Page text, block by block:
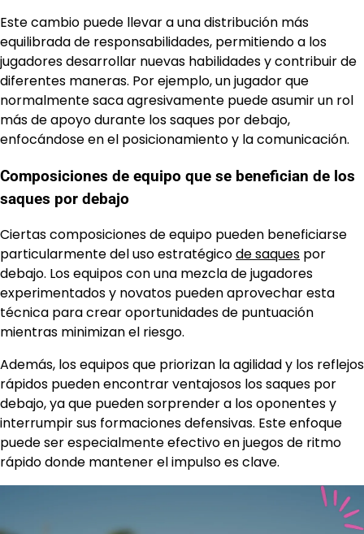
Este cambio puede llevar a una distribución más
equilibrada de responsabilidades, permitiendo a los
jugadores desarrollar nuevas habilidades y contribuir de
diferentes maneras. Por ejemplo, un jugador que
normalmente saca agresivamente puede asumir un rol
más de apoyo durante los saques por debajo,
enfocándose en el posicionamiento y la comunicación.
Composiciones de equipo que se benefician de los
saques por debajo
Ciertas composiciones de equipo pueden beneficiarse
particularmente del uso estratégicode saques por
debajo. Los equipos con una mezcla de jugadores
experimentados y novatos pueden aprovechar esta
técnica para crear oportunidades de puntuación
mientras minimizan el riesgo.
Además, los equipos que priorizan la agilidad y los reflejos
rápidos pueden encontrar ventajosos los saques por
debajo, ya que pueden sorprender a los oponentes y
interrumpir sus formaciones defensivas. Este enfoque
puede ser especialmente efectivo en juegos de ritmo
rápido donde mantener el impulso es clave.